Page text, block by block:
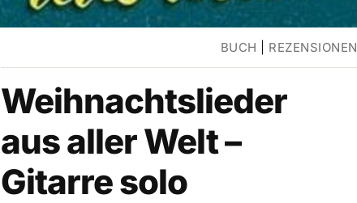
BUCH REZENSIONEN
Weihnachtslieder
aus aller Welt –
Gitarre solo